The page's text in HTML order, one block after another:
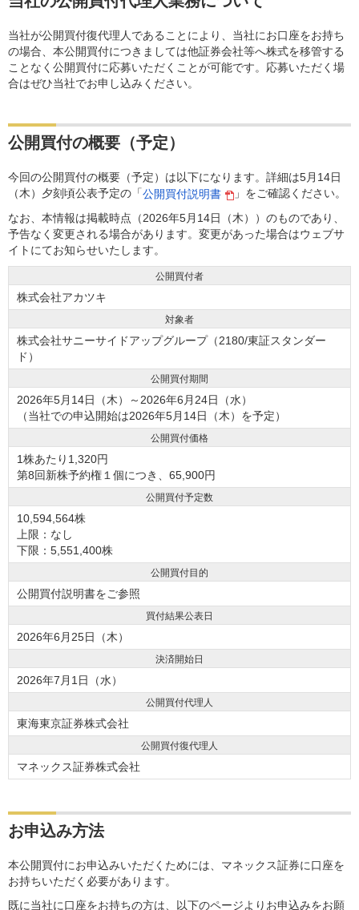
当社が公開買付復代理人であることにより、当社にお口座をお持ち
の場合、本公開買付につきましては他証券会社等へ株式を移管する
ことなく公開買付に応募いただくことが可能です。応募いただく場
合はぜひ当社でお申し込みください。
公開買付の概要（予定）
今回の公開買付の概要（予定）は以下になります。詳細は5月14日
（木）夕刻頃公表予定の「公開買付説明書
」をご確認ください。
なお、本情報は掲載時点（2026年5月14日（木））のものであり、
予告なく変更される場合があります。変更があった場合はウェブサ
イトにてお知らせいたします。
公開買付者
株式会社アカツキ
対象者
株式会社サニーサイドアップグループ（2180/東証スタンダー
ド）
公開買付期間
2026年5月14日（木）～2026年6月24日（水）
（当社での申込開始は2026年5月14日（木）を予定）
公開買付価格
1株あたり1,320円
第8回新株予約権１個につき、65,900円
公開買付予定数
10,594,564株
上限：なし
下限：5,551,400株
公開買付目的
公開買付説明書をご参照
買付結果公表日
2026年6月25日（木）
決済開始日
2026年7月1日（水）
公開買付代理人
東海東京証券株式会社
公開買付復代理人
マネックス証券株式会社
お申込み方法
本公開買付にお申込みいただくためには、マネックス証券に口座を
お持ちいただく必要があります。
既に当社に口座をお持ちの方は、以下のページよりお申込みをお願